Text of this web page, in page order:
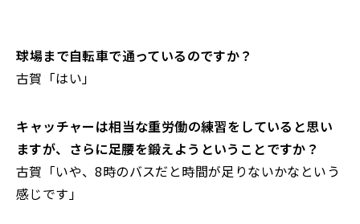
――球場まで自転車で通っているのですか？
古賀「はい」
――キャッチャーは相当な重労働の練習をしていると思い
ますが、さらに足腰を鍛えようということですか？
古賀「いや、8時のバスだと時間が足りないかなという
感じです」